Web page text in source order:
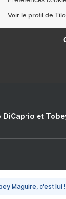
Voir le profil de
DiCaprio et
Maguire, c'est lui